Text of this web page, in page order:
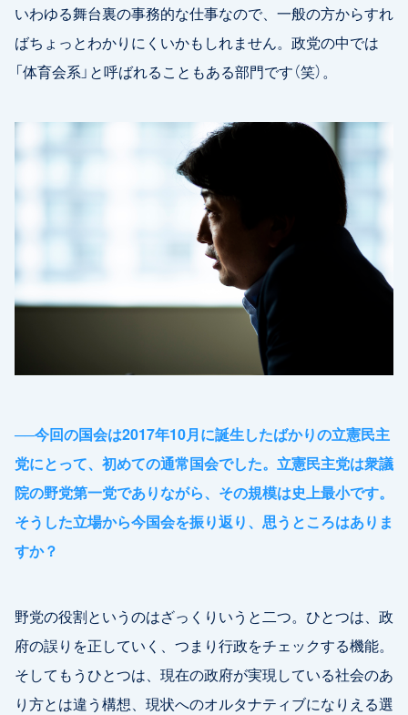
いわゆる舞台裏の事務的な仕事なので、一般の方からすれ
ばちょっとわかりにくいかもしれません。政党の中では
「体育会系」と呼ばれることもある部門です（笑）。
──今回の国会は2017年10月に誕生したばかりの立憲民主
党にとって、初めての通常国会でした。立憲民主党は衆議
院の野党第一党でありながら、その規模は史上最小です。
そうした立場から今国会を振り返り、思うところはありま
すか？
野党の役割というのはざっくりいうと二つ。ひとつは、政
府の誤りを正していく、つまり行政をチェックする機能。
そしてもうひとつは、現在の政府が実現している社会のあ
り方とは違う構想、現状へのオルタナティブになりえる選